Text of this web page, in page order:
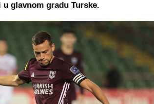
glavnom gradu Turske.